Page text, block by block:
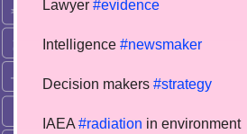
Lawyer #evidence
Intelligence #newsmaker
Decision makers #strategy
IAEA #radiation in environment